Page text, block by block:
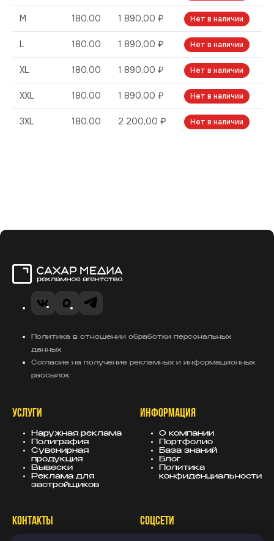
M 180.00 1 890,00 ₽ Нет в наличии
L 180.00 1 890,00 ₽ Нет в наличии
XL 180.00 1 890,00 ₽ Нет в наличии
XXL 180.00 1 890,00 ₽ Нет в наличии
3XL 180.00 2 200,00 ₽ Нет в наличии
VK MAXTelegram
Политика в отношении обработки персональных
данных
Согласие на получение рекламных и информационных
рассылок
УСЛУГИ
Наружная реклама
Полиграфия
Сувенирная
продукция
Вывески
Реклама для
застройщиков
ИНФОРМАЦИЯ
О компании
Портфолио
База знаний
Блог
Политика
конфиденциальности
КОНТАКТЫ СОЦСЕТИ